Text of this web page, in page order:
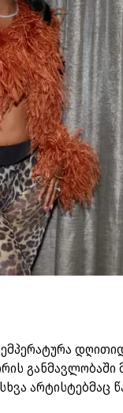
განმავლობაში
არტისტებმაც